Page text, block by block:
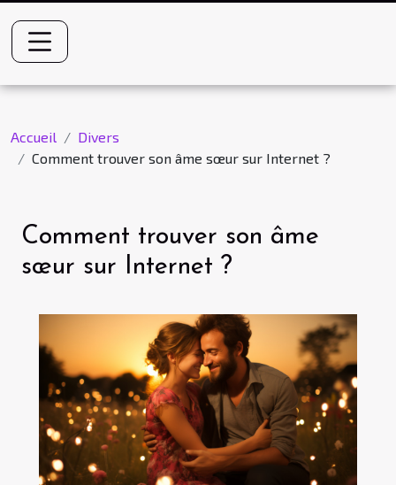
Accueil
Divers
Comment trouver son âme sœur sur Internet ?
Comment trouver son âme
sœur sur Internet ?